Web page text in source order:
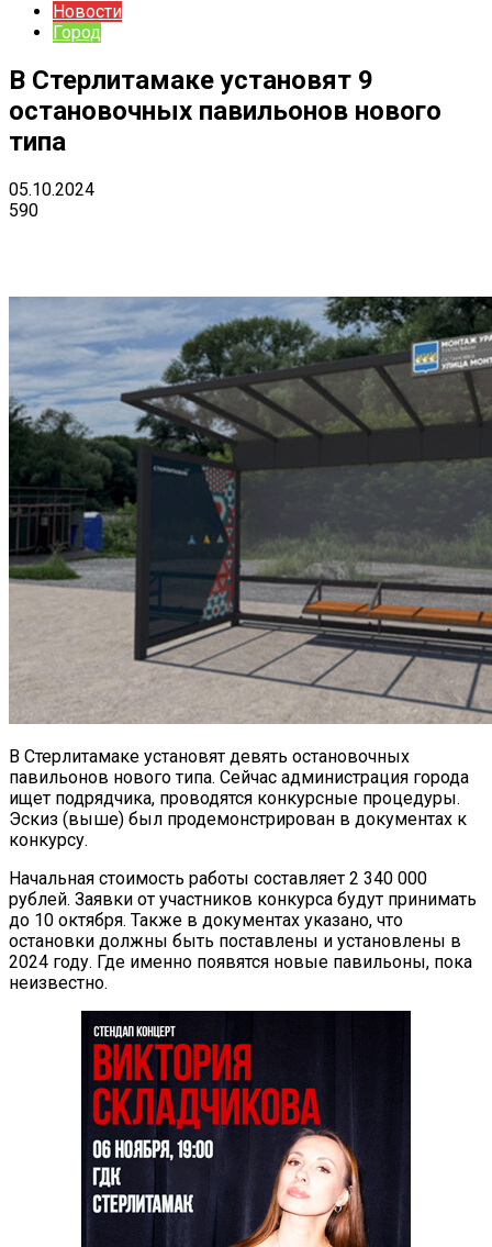
Новости
Город
В Стерлитамаке установят 9
остановочных павильонов нового
типа
05.10.2024
590
В Стерлитамаке установят девять остановочных
павильонов нового типа. Сейчас администрация города
ищет подрядчика, проводятся конкурсные процедуры.
Эскиз (выше) был продемонстрирован в документах к
конкурсу.
Начальная стоимость работы составляет 2 340 000
рублей. Заявки от участников конкурса будут принимать
до 10 октября. Также в документах указано, что
остановки должны быть поставлены и установлены в
2024 году. Где именно появятся новые павильоны, пока
неизвестно.